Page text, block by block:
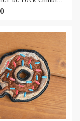
ペン Patch